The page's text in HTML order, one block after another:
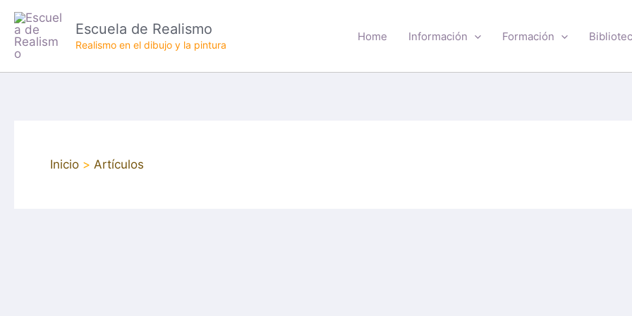
contenido
Escuela de Realismo
Realismo en el dibujo y la pintura
Home Información Formación
Inicio Artículos